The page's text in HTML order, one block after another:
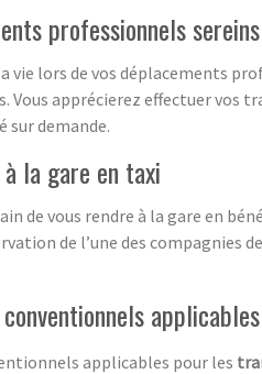
professionnels
vie lors de vos déplacements
Vous apprécierez effectuer vos
sur demande.
la gare en taxi
de vous rendre à la gare en
de l’une des compagnies
applicables pour les